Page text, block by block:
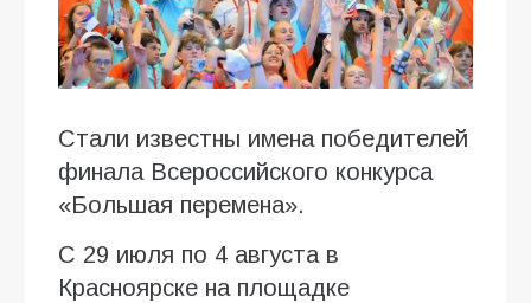
Стали известны имена победителей
финала Всероссийского конкурса
«Большая перемена».
С 29 июля по 4 августа в
Красноярске на площадке